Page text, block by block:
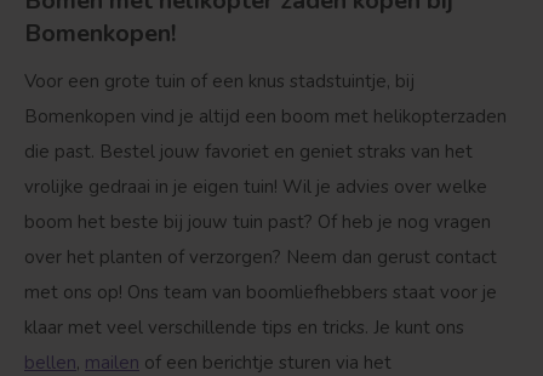
Bomenkopen!
Voor een grote tuin of een knus stadstuintje, bij
Bomenkopen vind je altijd een boom met helikopterzaden
die past. Bestel jouw favoriet en geniet straks van het
vrolijke gedraai in je eigen tuin! Wil je advies over welke
boom het beste bij jouw tuin past? Of heb je nog vragen
over het planten of verzorgen? Neem dan gerust contact
met ons op! Ons team van boomliefhebbers staat voor je
klaar met veel verschillende tips en tricks. Je kunt ons
bellen, mailen of een berichtje sturen via het